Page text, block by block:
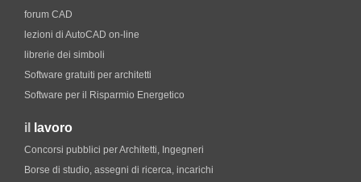
forum CAD
lezioni di AutoCAD on-line
librerie dei simboli
Software gratuiti per architetti
Software per il Risparmio Energetico
il lavoro
Concorsi pubblici per Architetti, Ingegneri
Borse di studio, assegni di ricerca, incarichi